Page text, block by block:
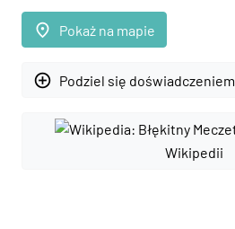
place Pokaż na mapie
add_circle_outline Podziel się doświadczeniem
Wikipedii